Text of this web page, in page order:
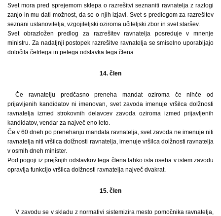
Svet mora pred sprejemom sklepa o razrešitvi seznaniti ravnatelja z razlogi
zanjo in mu dati možnost, da se o njih izjavi. Svet s predlogom za razrešitev
seznani ustanovitelja, vzgojiteljski oziroma učiteljski zbor in svet staršev.
Svet obrazložen predlog za razrešitev ravnatelja posreduje v mnenje
ministru. Za nadaljnji postopek razrešitve ravnatelja se smiselno uporabljajo
določila četrtega in petega odstavka tega člena.
14. člen
Če ravnatelju predčasno preneha mandat oziroma če nihče od
prijavljenih kandidatov ni imenovan, svet zavoda imenuje vršilca dolžnosti
ravnatelja izmed strokovnih delavcev zavoda oziroma izmed prijavljenih
kandidatov, vendar za največ eno leto.
Če v 60 dneh po prenehanju mandata ravnatelja, svet zavoda ne imenuje niti
ravnatelja niti vršilca dolžnosti ravnatelja, imenuje vršilca dolžnosti ravnatelja
v osmih dneh minister.
Pod pogoji iz prejšnjih odstavkov tega člena lahko ista oseba v istem zavodu
opravlja funkcijo vršilca dolžnosti ravnatelja največ dvakrat.
15. člen
V zavodu se v skladu z normativi sistemizira mesto pomočnika ravnatelja,